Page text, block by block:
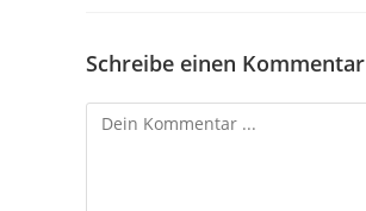
Schreibe einen Kommentar